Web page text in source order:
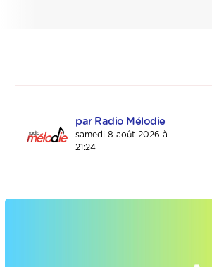
par Radio Mélodie
samedi 8 août 2026 à
21:24